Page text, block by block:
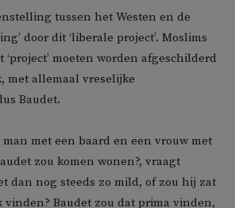
tussen het Westen en de
door dit ‘liberale project’. Moslims
moeten worden afgeschilderd
met allemaal vreselijke
Baudet.
met een baard en een vrouw met
zou komen wonen?, vraagt
dan nog steeds zo mild, of zou hij zat
Baudet zou dat prima vinden,